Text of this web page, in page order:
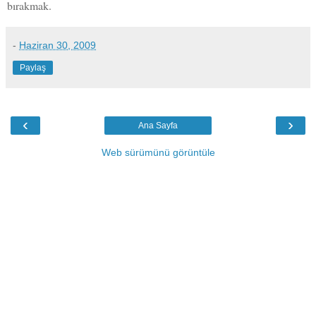
bırakmak.
- Haziran 30, 2009
Paylaş
‹ ›
Ana Sayfa
Web sürümünü görüntüle